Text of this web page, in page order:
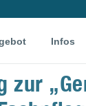
Infos
zur